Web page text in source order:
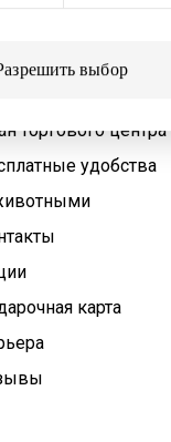
выбор
посетителей
торгового центра
удобства
карта